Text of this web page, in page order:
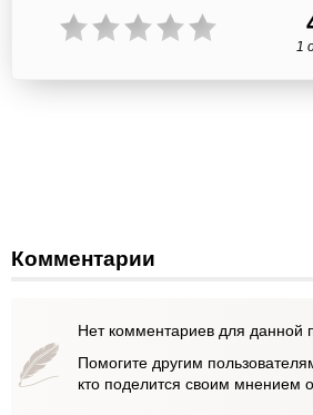
1
Комментарии
Нет комментариев для данной
Помогите другим
кто поделится своим мнением